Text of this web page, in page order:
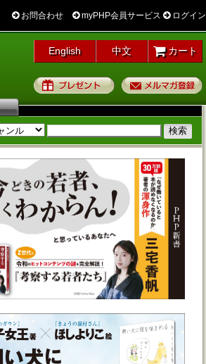
お問合わせ myPHP会員サービス ログイン
English 中文 カート
プレゼント